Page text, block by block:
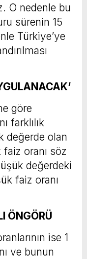
O nedenle bu
sürenin 15
Türkiye’ye
göre
farklılık
değerde olan
oranı söz
değerdeki
faiz oranı
ÖNGÖRÜ
ise 1
ve bunun